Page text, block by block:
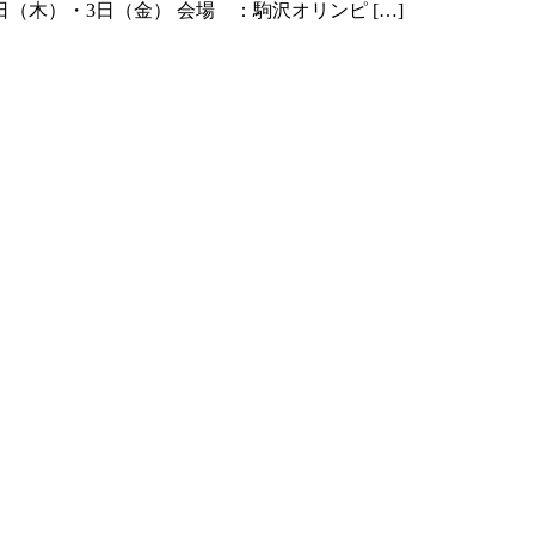
（木）・3日（金） 会場 ：駒沢オリンピ […]